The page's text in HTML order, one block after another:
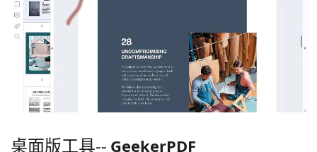
桌面版工具-- GeekerPDF